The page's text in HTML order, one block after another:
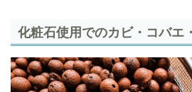
化粧石使用でのカビ・コバエ